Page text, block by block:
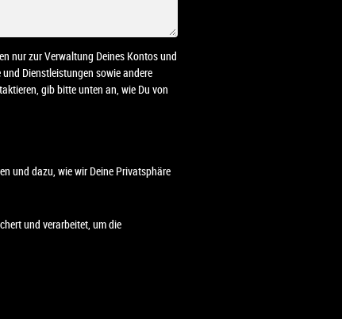
nur zur Verwaltung Deines Kontos und
Dienstleistungen sowie andere
gib bitte unten an, wie Du von
und dazu, wie wir Deine Privatsphäre
und verarbeitet, um die